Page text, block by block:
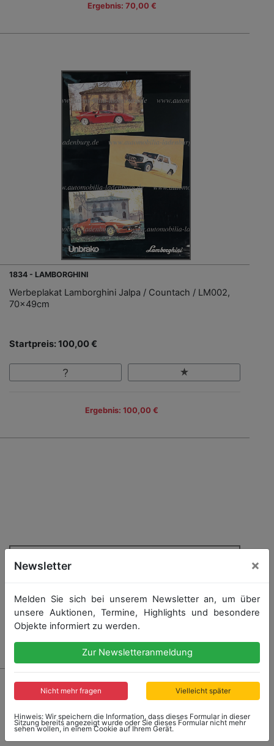
Ergebnis: 70,00 €
1834 - LAMBORGHINI
Werbeplakat Lamborghini Jalpa / Countach / LM002,
70x49cm
Startpreis: 100,00 €
Ergebnis: 100,00 €
Werkzeugtasche für Lamborghini Countach und
Handschuhe, sowie Ersatzbirnen
Newsletter ×
Melden Sie sich bei unserem Newsletter an, um über
unsere Auktionen, Termine, Highlights und besondere
Objekte informiert zu werden.
Zur Newsletteranmeldung
Nicht mehr fragen Vielleicht später
Hinweis: Wir speichern die Information, dass dieses Formular in dieser
Sitzung bereits angezeigt wurde oder Sie dieses Formular nicht mehr
sehen wollen, in einem Cookie auf Ihrem Gerät.